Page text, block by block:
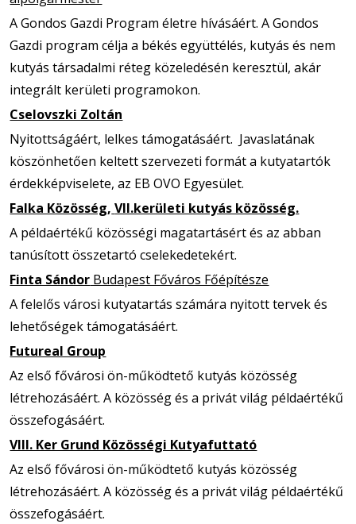
A Gondos Gazdi Program életre hívásáért. A Gondos
Gazdi program célja a békés együttélés, kutyás és nem
kutyás társadalmi réteg közeledésén keresztül, akár
integrált kerületi programokon.
Cselovszki Zoltán
Nyitottságáért, lelkes támogatásáért. Javaslatának
köszönhetően keltett szervezeti formát a kutyatartók
érdekképviselete, az EB OVO Egyesület.
Falka Közösség, VII.kerületi kutyás közösség.
A példaértékű közösségi magatartásért és az abban
tanúsított összetartó cselekedetekért.
Finta Sándor Budapest Főváros Főépítésze
A felelős városi kutyatartás számára nyitott tervek és
lehetőségek támogatásáért.
Futureal Group
Az első fővárosi ön-működtető kutyás közösség
létrehozásáért. A közösség és a privát világ példaértékű
összefogásáért.
VIII. Ker Grund Közösségi Kutyafuttató
Az első fővárosi ön-működtető kutyás közösség
létrehozásáért. A közösség és a privát világ példaértékű
összefogásáért.